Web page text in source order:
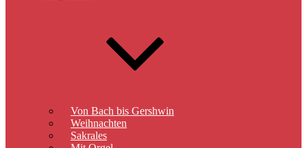
Von Bach bis Gershwin
Weihnachten
Sakrales